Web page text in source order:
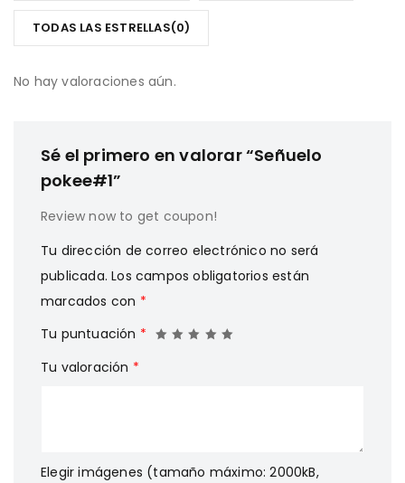
5
TODAS LAS ESTRELLAS(0)
No hay valoraciones aún.
Sé el primero en valorar “Señuelo
pokee#1”
Review now to get coupon!
Tu dirección de correo electrónico no será
publicada. Los campos obligatorios están
marcados con *
Tu puntuación *
Tu valoración *
Elegir imágenes (tamaño máximo: 2000kB,